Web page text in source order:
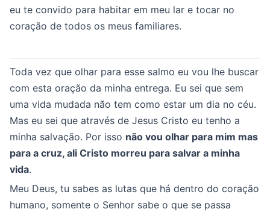
eu te convido para habitar em meu lar e tocar no
coração de todos os meus familiares.
Toda vez que olhar para esse salmo eu vou lhe buscar
com esta oração da minha entrega. Eu sei que sem
uma vida mudada não tem como estar um dia no céu.
Mas eu sei que através de Jesus Cristo eu tenho a
minha salvação. Por isso não vou olhar para mim mas
para a cruz, ali Cristo morreu para salvar a minha
vida.
Meu Deus, tu sabes as lutas que há dentro do coração
humano, somente o Senhor sabe o que se passa